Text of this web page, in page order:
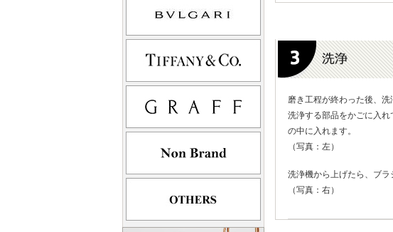
磨き工程が終わった後、洗
洗浄する部品をかごに入
の中に入れます。
（写真：左）
洗浄機から上げたら、ブラ
（写真：右）